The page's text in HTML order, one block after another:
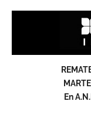
En